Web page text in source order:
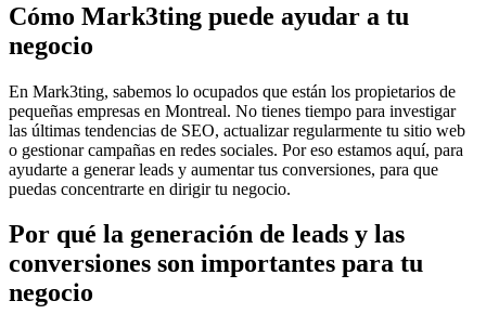
Cómo Mark3ting puede ayudar a tu
negocio
En Mark3ting, sabemos lo ocupados que están los propietarios de
pequeñas empresas en Montreal. No tienes tiempo para investigar
las últimas tendencias de SEO, actualizar regularmente tu sitio web
o gestionar campañas en redes sociales. Por eso estamos aquí, para
ayudarte a generar leads y aumentar tus conversiones, para que
puedas concentrarte en dirigir tu negocio.
Por qué la generación de leads y las
conversiones son importantes para tu
negocio